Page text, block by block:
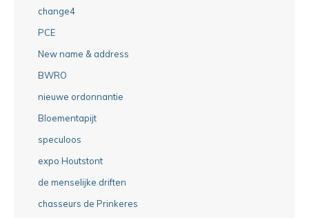
change4
PCE
New name & address
BWRO
nieuwe ordonnantie
Bloementapijt
speculoos
expo Houtstont
de menselijke driften
chasseurs de Prinkeres